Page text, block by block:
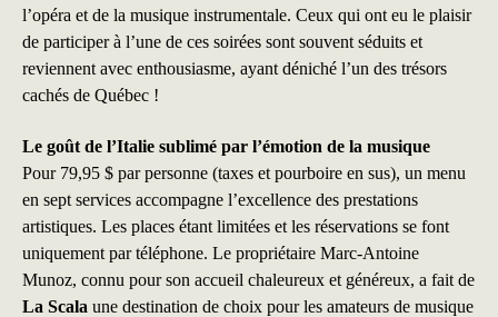
l’opéra et de la musique instrumentale. Ceux qui ont eu le plaisir
de participer à l’une de ces soirées sont souvent séduits et
reviennent avec enthousiasme, ayant déniché l’un des trésors
cachés de Québec !
Le goût de l’Italie sublimé par l’émotion de la musique
Pour 79,95 $ par personne (taxes et pourboire en sus), un menu
en sept services accompagne l’excellence des prestations
artistiques. Les places étant limitées et les réservations se font
uniquement par téléphone. Le propriétaire Marc-Antoine
Munoz, connu pour son accueil chaleureux et généreux, a fait de
La Scala une destination de choix pour les amateurs de musique